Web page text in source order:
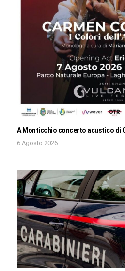
A Monticchio concerto acustico di
6 Agosto 2026